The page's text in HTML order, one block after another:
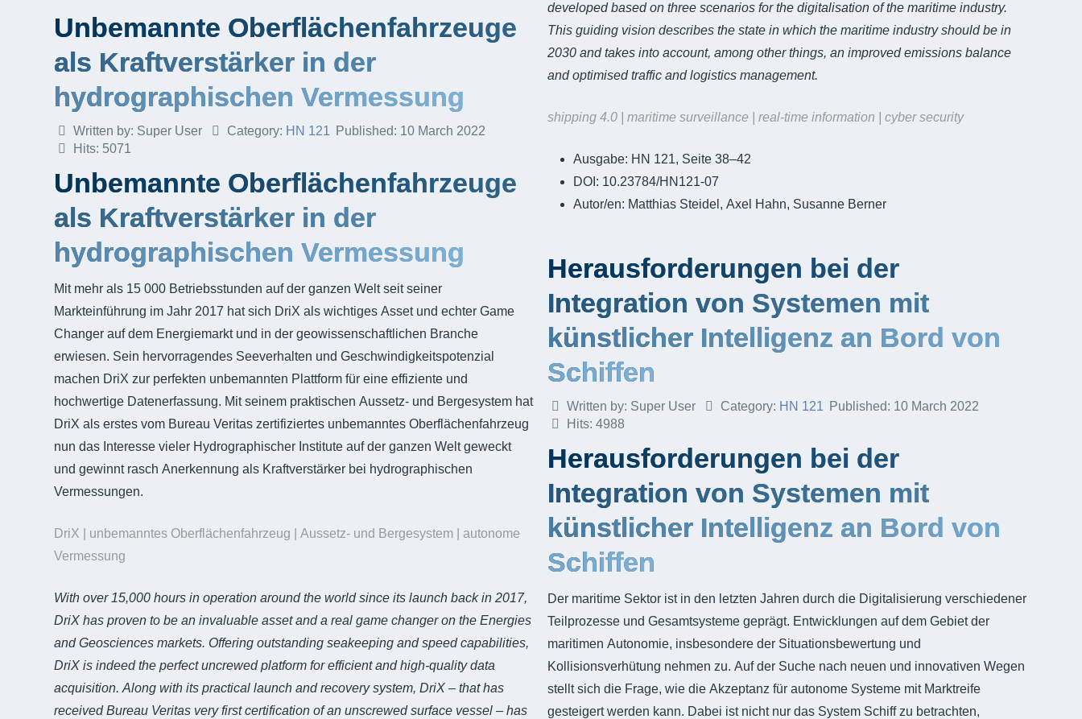
Unbemannte Oberflächenfahrzeuge
als Kraftverstärker in der
hydrographischen Vermessung
Written by: Super User Category: HN 121
Published: 10 March 2022
Hits: 5071
Unbemannte Oberflächenfahrzeuge
als Kraftverstärker in der
hydrographischen Vermessung
Mit mehr als 15 000 Betriebsstunden auf der ganzen Welt seit seiner
Markteinführung im Jahr 2017 hat sich DriX als wichtiges Asset und echter Game
Changer auf dem Energiemarkt und in der geowissenschaftlichen Branche
erwiesen. Sein hervorragendes Seeverhalten und Geschwindigkeitspotenzial
machen DriX zur perfekten unbemannten Plattform für eine effiziente und
hochwertige Datenerfassung. Mit seinem praktischen Aussetz- und Bergesystem hat
DriX als erstes vom Bureau Veritas zertifiziertes unbemanntes Oberflächenfahrzeug
nun das Interesse vieler Hydrographischer Institute auf der ganzen Welt geweckt
und gewinnt rasch Anerkennung als Kraftverstärker bei hydrographischen
Vermessungen.
DriX | unbemanntes Oberflächenfahrzeug | Aussetz- und Bergesystem | autonome
Vermessung
With over 15,000 hours in operation around the world since its launch back in 2017,
DriX has proven to be an invaluable asset and a real game changer on the Energies
and Geosciences markets. Offering outstanding seakeeping and speed capabilities,
DriX is indeed the perfect uncrewed platform for efficient and high-quality data
acquisition. Along with its practical launch and recovery system, DriX – that has
received Bureau Veritas very first certification of an unscrewed surface vessel – has
developed based on three scenarios for the digitalisation of the maritime industry.
This guiding vision describes the state in which the maritime industry should be in
2030 and takes into account, among other things, an improved emissions balance
and optimised traffic and logistics management.
shipping 4.0 | maritime surveillance | real-time information | cyber security
Ausgabe: HN 121, Seite 38–42
DOI: 10.23784/HN121-07
Autor/en: Matthias Steidel, Axel Hahn, Susanne Berner
Herausforderungen bei der
Integration von Systemen mit
künstlicher Intelligenz an Bord von
Schiffen
Written by: Super User Category: HN 121
Published: 10 March 2022
Hits: 4988
Herausforderungen bei der
Integration von Systemen mit
künstlicher Intelligenz an Bord von
Schiffen
Der maritime Sektor ist in den letzten Jahren durch die Digitalisierung verschiedener
Teilprozesse und Gesamtsysteme geprägt. Entwicklungen auf dem Gebiet der
maritimen Autonomie, insbesondere der Situationsbewertung und
Kollisionsverhütung nehmen zu. Auf der Suche nach neuen und innovativen Wegen
stellt sich die Frage, wie die Akzeptanz für autonome Systeme mit Marktreife
gesteigert werden kann. Dabei ist nicht nur das System Schiff zu betrachten,